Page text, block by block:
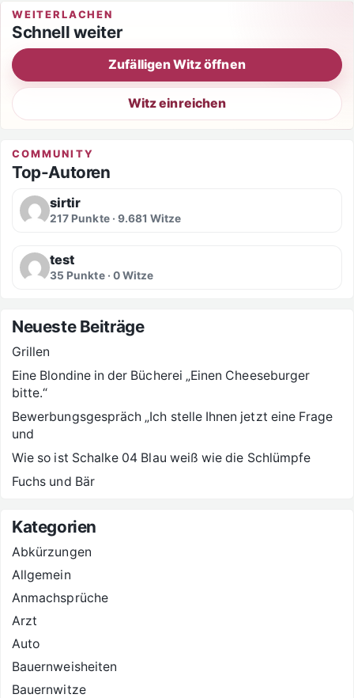
WEITERLACHEN
Schnell weiter
Zufälligen Witz öffnen
Witz einreichen
COMMUNITY
Top-Autoren
sirtir
217 Punkte · 9.681 Witze
test
35 Punkte · 0 Witze
Neueste Beiträge
Grillen
Eine Blondine in der Bücherei „Einen Cheeseburger
bitte.“
Bewerbungsgespräch „Ich stelle Ihnen jetzt eine Frage
und
Wie so ist Schalke 04 Blau weiß wie die Schlümpfe
Fuchs und Bär
Kategorien
Abkürzungen
Allgemein
Anmachsprüche
Arzt
Auto
Bauernweisheiten
Bauernwitze